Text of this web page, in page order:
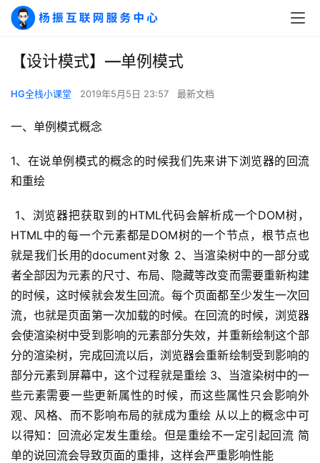
【设计模式】—单例模式
HG全栈小课堂 2019年5月5日 23:57 最新文档
一、单例模式概念
1、在说单例模式的概念的时候我们先来讲下浏览器的回流
和重绘
HTML中的每一个元素都是DOM树的一个节点，根节点也
就是我们长用的document对象 2、当渲染树中的一部分或
者全部因为元素的尺寸、布局、隐藏等改变而需要重新构建
的时候，这时候就会发生回流。每个页面都至少发生一次回
流，也就是页面第一次加载的时候。在回流的时候，浏览器
会使渲染树中受到影响的元素部分失效，并重新绘制这个部
分的渲染树，完成回流以后，浏览器会重新绘制受到影响的
部分元素到屏幕中，这个过程就是重绘 3、当渲染树中的一
些元素需要一些更新属性的时候，而这些属性只会影响外
观、风格、而不影响布局的就成为重绘 从以上的概念中可
以得知：回流必定发生重绘。但是重绘不一定引起回流 简
单的说回流会导致页面的重排，这样会严重影响性能